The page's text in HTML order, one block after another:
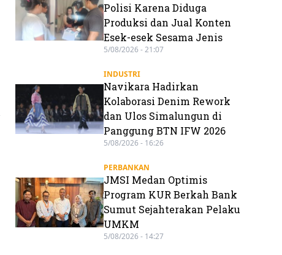
Polisi Karena Diduga
Produksi dan Jual Konten
Esek-esek Sesama Jenis
5/08/2026 - 21:07
INDUSTRI
Navikara Hadirkan
Kolaborasi Denim Rework
dan Ulos Simalungun di
Panggung BTN IFW 2026
5/08/2026 - 16:26
PERBANKAN
JMSI Medan Optimis
Program KUR Berkah Bank
Sumut Sejahterakan Pelaku
UMKM
5/08/2026 - 14:27